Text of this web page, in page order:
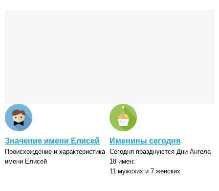
Значение имени Елисей
Происхождение и характеристика
имени Елисей
Именины сегодня
Сегодня празднуются Дни Ангела
18 имен:
11 мужских и 7 женских